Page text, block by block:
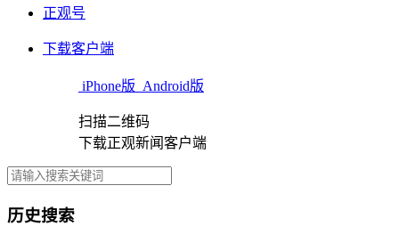
正观号
下载客户端
iPhone版 Android版
扫描二维码
下载正观新闻客户端
历史搜索